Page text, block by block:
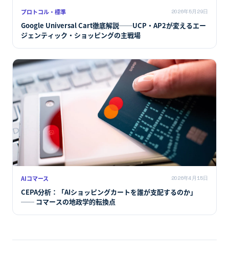
プロトコル・標準 2026年5月29日
Google Universal Cart徹底解説──UCP・AP2が変えるエー
ジェンティック・ショッピングの主戦場
AIコマース 2026年4月15日
CEPA分析：「AIショッピングカートを誰が支配するのか」
── コマースの地政学的転換点